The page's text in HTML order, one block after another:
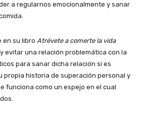
a regularnos emocionalmente y sanar
en su libro Atrévete a comerte la vida
evitar una relación problemática con la
para sanar dicha relación si es
propia historia de superación personal y
funciona como un espejo en el cual